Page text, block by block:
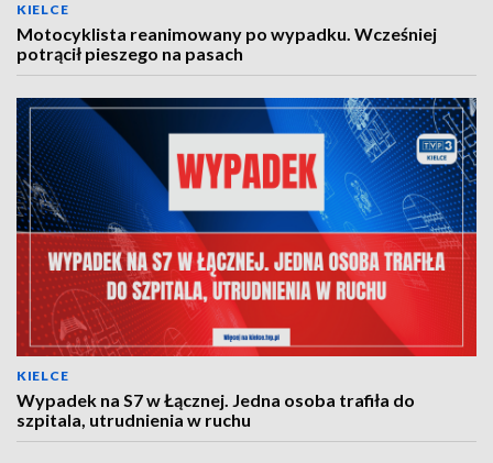
KIELCE
Motocyklista reanimowany po wypadku. Wcześniej
potrącił pieszego na pasach
KIELCE
Wypadek na S7 w Łącznej. Jedna osoba trafiła do
szpitala, utrudnienia w ruchu